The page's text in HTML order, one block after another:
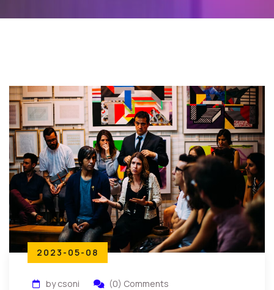
2023-05-08
by csoni (0) Comments